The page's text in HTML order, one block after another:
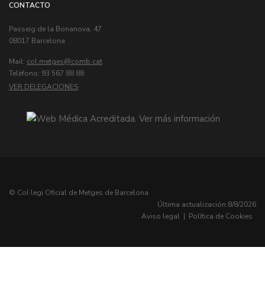
CONTACTO
Passeig de la Bonanova, 47
08017 Barcelona
Mail: col.metges
Telèfono: 93 567 88 88
VER DELEGACIONES
© Col·legi Oficial de Metges de Barcelona
Última actualización:8/8/2026
Aviso legal | Política de Cookies